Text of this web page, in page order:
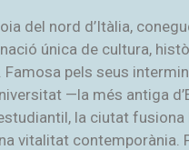
del nord d’Itàlia,
única de cultura,
pels seus
—la més antiga
la ciutat fusiona
vitalitat contemporània.